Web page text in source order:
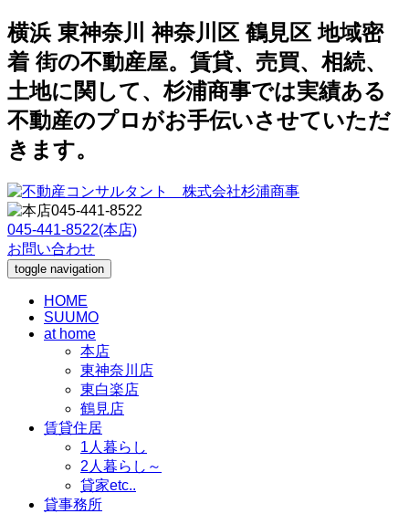
横浜 東神奈川 神奈川区 鶴見区 地域密
着 街の不動産屋。賃貸、売買、相続、
土地に関して、杉浦商事では実績ある
不動産のプロがお手伝いさせていただ
きます。
045-441-8522(本店)
お問い合わせ
toggle navigation
HOME
SUUMO
at home
本店
東神奈川店
東白楽店
鶴見店
賃貸住居
1人暮らし
2人暮らし～
貸家etc..
貸事務所